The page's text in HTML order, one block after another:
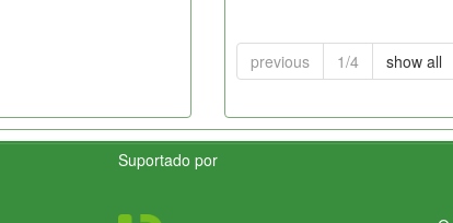
previous 1/4 show all
Suportado por